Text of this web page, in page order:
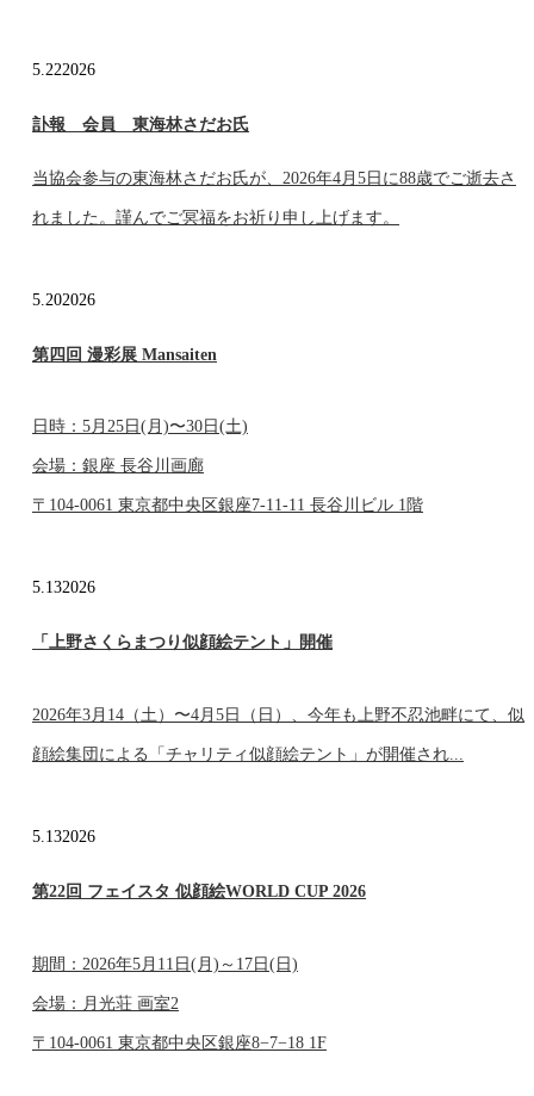
5.222026
訃報 会員 東海林さだお氏
当協会参与の東海林さだお氏が、2026年4月5日に88歳でご逝去さ
れました。謹んでご冥福をお祈り申し上げます。
5.202026
第四回 漫彩展 Mansaiten
日時：5月25日(月)〜30日(土)
会場：銀座 長谷川画廊
〒104-0061 東京都中央区銀座7-11-11 長谷川ビル 1階
5.132026
「上野さくらまつり似顔絵テント」開催
2026年3月14（土）〜4月5日（日）、今年も上野不忍池畔にて、似
顔絵集団による「チャリティ似顔絵テント」が開催され...
5.132026
第22回 フェイスタ 似顔絵WORLD CUP 2026
期間：2026年5月11日(月)～17日(日)
会場：月光荘 画室2
〒104-0061 東京都中央区銀座8−7−18 1F